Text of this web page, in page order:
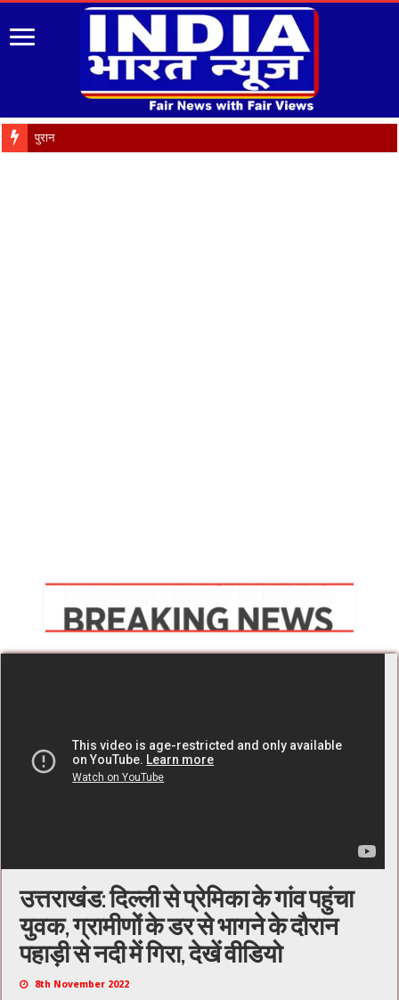
पुरानी पेंशन बहाली को लेक
उत्तराखंड: दिल्ली से प्रेमिका के गांव पहुंचा
युवक, ग्रामीणों के डर से भागने के दौरान
पहाड़ी से नदी में गिरा, देखें वीडियो
8th November 2022